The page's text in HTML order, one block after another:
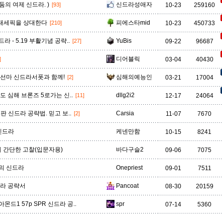
의 여제 신드라. ) [93] 신드라성애자 10-23 259160
세픽을 상대한다 [210] 피에스타mid 10-23 450733
라 - 5.19 부활기념 공략.. [27] YuBis 09-22 96687
디어블릭 03-04 40430
마 신드라서폿과 함께! [2] 심해의예능인 03-21 17004
심해 브론즈 5로가는 신.. [11] dllg2i2 12-17 24064
신드라 공략법. 믿고 보.. [2] Carsia 11-07 7670
드라 케넨만함 10-15 8241
간단한 고찰(입문자용) 바다구슬2 09-06 7075
신드라 Onepriest 09-01 7511
공략서 Pancoat 08-30 20159
몬드1 57p SPR 신드라 공.. spr 07-14 5360